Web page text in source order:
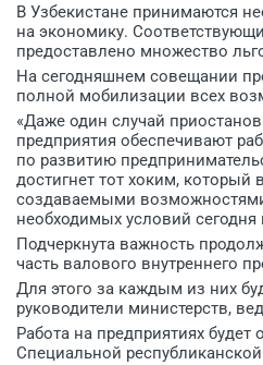
В Узбекистане принимаются
на экономику.
предоставлено множество
На сегодняшнем совещании
полной мобилизации всех
«Даже один случай
предприятия обеспечивают
по развитию
достигнет тот хоким, который
создаваемыми
необходимых условий
Подчеркнута важность
часть валового внутреннего
Для этого за каждым из них
руководители министерств,
Работа на предприятиях
Специальной